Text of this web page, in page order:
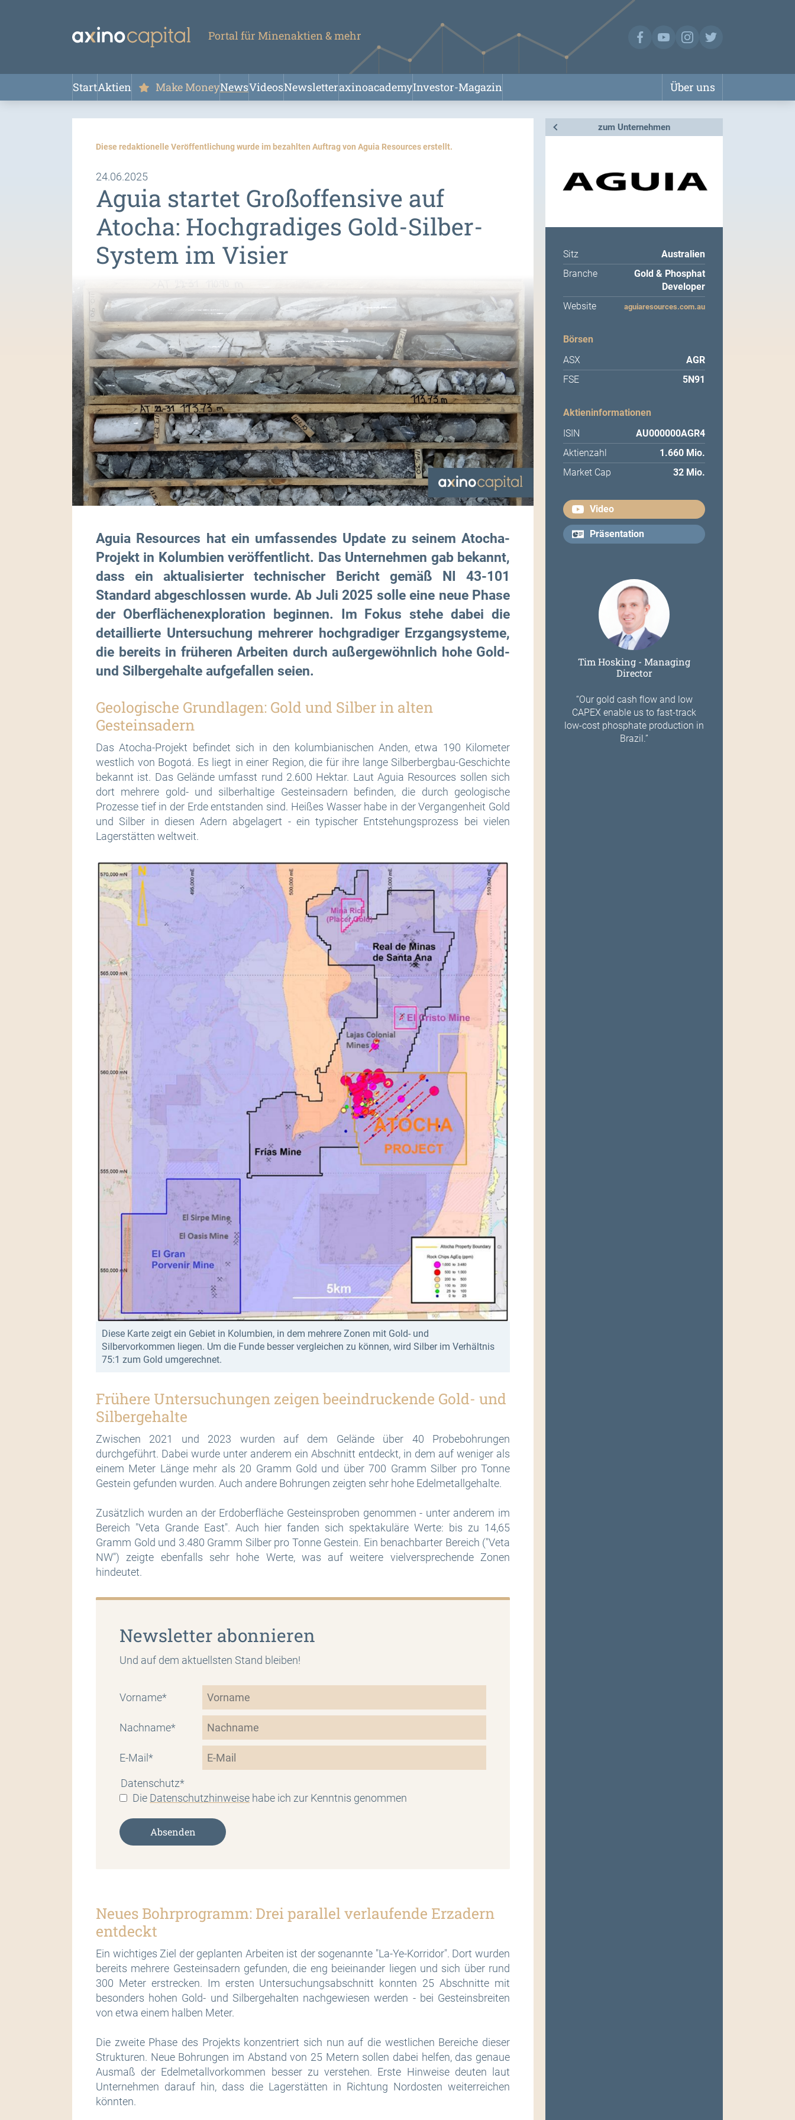
Portal für Minenaktien & mehr
StartAktien Make MoneyNewsVideosNewsletteraxinoacademyInvestor-Magazin Über uns
zum Unternehmen
Sitz
Australien
Branche
Gold & Phosphat
Developer
Website
aguiaresources.com.au
Diese redaktionelle Veröffentlichung wurde im bezahlten Auftrag von Aguia Resources erstellt.
24.06.2025
Aguia startet Großoffensive auf
Atocha: Hochgradiges Gold-Silber-
System im Visier
Aguia Resources hat ein umfassendes Update zu seinem Atocha-
Projekt in Kolumbien veröffentlicht. Das Unternehmen gab bekannt,
dass ein aktualisierter technischer Bericht gemäß NI 43-101
Standard abgeschlossen wurde. Ab Juli 2025 solle eine neue Phase
der Oberflächenexploration beginnen. Im Fokus stehe dabei die
detaillierte Untersuchung mehrerer hochgradiger Erzgangsysteme,
die bereits in früheren Arbeiten durch außergewöhnlich hohe Gold-
und Silbergehalte aufgefallen seien.
Geologische Grundlagen: Gold und Silber in alten
Gesteinsadern
Das Atocha-Projekt befindet sich in den kolumbianischen Anden, etwa 190 Kilometer
westlich von Bogotá. Es liegt in einer Region, die für ihre lange Silberbergbau-Geschichte
bekannt ist. Das Gelände umfasst rund 2.600 Hektar. Laut Aguia Resources sollen sich
dort mehrere gold- und silberhaltige Gesteinsadern befinden, die durch geologische
Prozesse tief in der Erde entstanden sind. Heißes Wasser habe in der Vergangenheit Gold
und Silber in diesen Adern abgelagert - ein typischer Entstehungsprozess bei vielen
Lagerstätten weltweit.
Diese Karte zeigt ein Gebiet in Kolumbien, in dem mehrere Zonen mit Gold- und
Silbervorkommen liegen. Um die Funde besser vergleichen zu können, wird Silber im Verhältnis
75:1 zum Gold umgerechnet.
Frühere Untersuchungen zeigen beeindruckende Gold- und
Silbergehalte
Zwischen 2021 und 2023 wurden auf dem Gelände über 40 Probebohrungen
durchgeführt. Dabei wurde unter anderem ein Abschnitt entdeckt, in dem auf weniger als
einem Meter Länge mehr als 20 Gramm Gold und über 700 Gramm Silber pro Tonne
Gestein gefunden wurden. Auch andere Bohrungen zeigten sehr hohe Edelmetallgehalte.
Zusätzlich wurden an der Erdoberfläche Gesteinsproben genommen - unter anderem im
Bereich "Veta Grande East". Auch hier fanden sich spektakuläre Werte: bis zu 14,65
Gramm Gold und 3.480 Gramm Silber pro Tonne Gestein. Ein benachbarter Bereich ("Veta
NW") zeigte ebenfalls sehr hohe Werte, was auf weitere vielversprechende Zonen
hindeutet.
Newsletter abonnieren
Und auf dem aktuellsten Stand bleiben!
Vorname*
Nachname*
E-Mail*
Datenschutz*
Die Datenschutzhinweise habe ich zur Kenntnis genommen
Absenden
Neues Bohrprogramm: Drei parallel verlaufende Erzadern
entdeckt
Ein wichtiges Ziel der geplanten Arbeiten ist der sogenannte "La-Ye-Korridor". Dort wurden
bereits mehrere Gesteinsadern gefunden, die eng beieinander liegen und sich über rund
300 Meter erstrecken. Im ersten Untersuchungsabschnitt konnten 25 Abschnitte mit
besonders hohen Gold- und Silbergehalten nachgewiesen werden - bei Gesteinsbreiten
von etwa einem halben Meter.
Die zweite Phase des Projekts konzentriert sich nun auf die westlichen Bereiche dieser
Strukturen. Neue Bohrungen im Abstand von 25 Metern sollen dabei helfen, das genaue
Ausmaß der Edelmetallvorkommen besser zu verstehen. Erste Hinweise deuten laut
Unternehmen darauf hin, dass die Lagerstätten in Richtung Nordosten weiterreichen
könnten.
Börsen
ASX
AGR
FSE
5N91
Aktieninformationen
ISIN
AU000000AGR4
Aktienzahl
1.660 Mio.
Market Cap
32 Mio.
Video
Präsentation
Tim Hosking - Managing
Director
“Our gold cash flow and low
CAPEX enable us to fast-track
low-cost phosphate production in
Brazil.”